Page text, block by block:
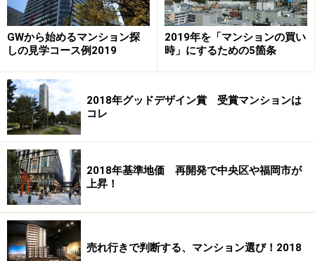
※記事内容は執筆時点のものです。最新の内容をご確認くださ
い。
1 /2 次のページへ
GWから始めるマンション探
しの見学コース例2019
2019年を「マンションの買い
時」にするための5箇条
2018年グッドデザイン賞 受賞マンションは
コレ
2018年基準地価 再開発で中央区や福岡市が
上昇！
売れ行きで判断する、マンション選び！2018